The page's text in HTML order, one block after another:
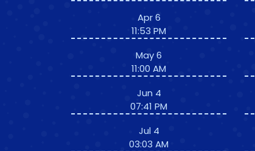
Apr 6
11:53 PM
May 6
11:00 AM
Jun 4
07:41 PM
Jul 4
03:03 AM